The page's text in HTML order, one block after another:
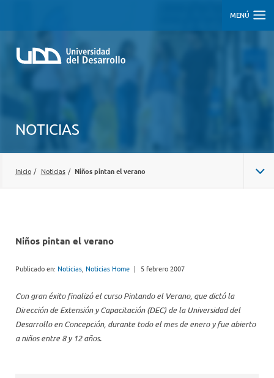
MENÚ
NOTICIAS
Inicio / Noticias / Niños pintan el verano
Niños pintan el verano
Publicado en: Noticias Noticias Home | 5 febrero 2007
Con gran éxito finalizó el curso Pintando el Verano, que dictó la
Dirección de Extensión y Capacitación (DEC) de la Universidad del
Desarrollo en Concepción, durante todo el mes de enero y fue abierto
a niños entre 8 y 12 años.